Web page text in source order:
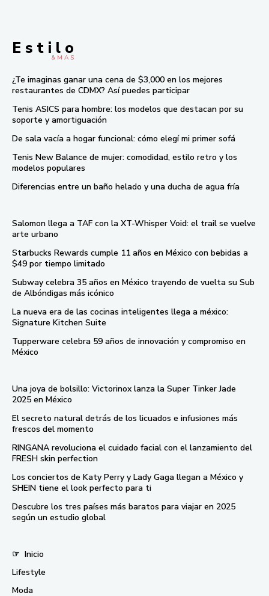
E s t i l o
& M À S
¿Te imaginas ganar una cena de $3,000 en los mejores
restaurantes de CDMX? Así puedes participar
Tenis ASICS para hombre: los modelos que destacan por su
soporte y amortiguación
De sala vacía a hogar funcional: cómo elegí mi primer sofá
Tenis New Balance de mujer: comodidad, estilo retro y los
modelos populares
Diferencias entre un baño helado y una ducha de agua fría
Salomon llega a TAF con la XT-Whisper Void: el trail se vuelve
arte urbano
Starbucks Rewards cumple 11 años en México con bebidas a
$49 por tiempo limitado
Subway celebra 35 años en México trayendo de vuelta su Sub
de Albóndigas más icónico
La nueva era de las cocinas inteligentes llega a méxico:
Signature Kitchen Suite
Tupperware celebra 59 años de innovación y compromiso en
México
Una joya de bolsillo: Victorinox lanza la Super Tinker Jade
2025 en México
El secreto natural detrás de los licuados e infusiones más
frescos del momento
RINGANA revoluciona el cuidado facial con el lanzamiento del
FRESH skin perfection
Los conciertos de Katy Perry y Lady Gaga llegan a México y
SHEIN tiene el look perfecto para ti
Descubre los tres países más baratos para viajar en 2025
según un estudio global
☞ Inicio
Lifestyle
Moda